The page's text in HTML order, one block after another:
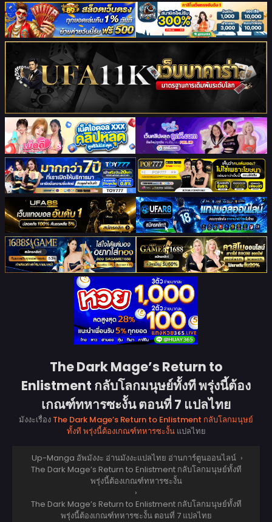
The Dark Mage’s Return to
Enlistment กลับโลกมนุษย์ทั้งที พรุ่งนี้ต้อง
เกณฑ์ทหารซะงั้น ตอนที่ 7 แปลไทย
มังงะเรื่อง The Dark Mage’s Return to Enlistment กลับโลกมนุษย์
ทั้งที พรุ่งนี้ต้องเกณฑ์ทหารซะงั้นแปลไทย
Up-Manga อัพมังงะ อ่านมังงะแปลไทย อ่านการ์ตูนออนไลน์ ›
The Dark Mage’s Return to Enlistment กลับโลกมนุษย์ทั้งที
พรุ่งนี้ต้องเกณฑ์ทหารซะงั้น
›
The Dark Mage’s Return to Enlistment กลับโลกมนุษย์ทั้งที
พรุ่งนี้ต้องเกณฑ์ทหารซะงั้น ตอนที่ 7 แปลไทย